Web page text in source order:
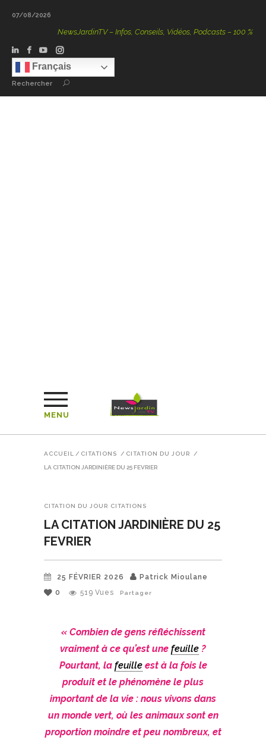
07/08/2026
NewsJardinTV – Infos, Conseils, Vidéos, Podcasts – 100 % Nature
Français
Rechercher
MENU
ACCUEIL / CITATIONS / CITATION DU JOUR /
LA CITATION JARDINIÈRE DU 25 FEVRIER
CITATION DU JOUR CITATIONS
LA CITATION JARDINIÈRE DU 25
FEVRIER
25 FÉVRIER 2026
Patrick Mioulane
0
519 Vues Partager
« Combien de gens réfléchissent
vraiment à ce qu’est une feuille ?
Pourtant, la feuilleest à la fois le
produit et le phénomène le plus
important de la vie : nous vivons dans
un monde vert, où les animaux sont en
proportion moindre et peu nombreux, et